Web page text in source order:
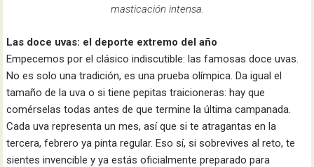
masticación intensa.
Las doce uvas: el deporte extremo del año
Empecemos por el clásico indiscutible: las famosas doce uvas.
No es solo una tradición, es una prueba olímpica. Da igual el
tamaño de la uva o si tiene pepitas traicioneras: hay que
comérselas todas antes de que termine la última campanada.
Cada uva representa un mes, así que si te atragantas en la
tercera, febrero ya pinta regular. Eso sí, si sobrevives al reto, te
sientes invencible y ya estás oficialmente preparado para